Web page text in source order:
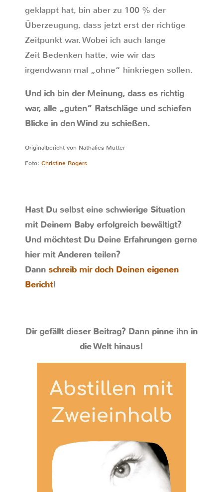
geklappt hat, bin aber zu 100 % der
Überzeugung, dass jetzt erst der richtige
Zeitpunkt war. Wobei ich auch lange
Zeit Bedenken hatte, wie wir das
irgendwann mal „ohne“ hinkriegen sollen.
Und ich bin der Meinung, dass es richtig
war, alle „guten“ Ratschläge und schiefen
Blicke in den Wind zu schießen.
Originalbericht von Nathalies Mutter
Foto: Christine Rogers
Hast Du selbst eine schwierige Situation
mit Deinem Baby erfolgreich bewältigt?
Und möchtest Du Deine Erfahrungen gerne
hier mit Anderen teilen?
Dann schreib mir doch Deinen eigenen
Bericht!
Dir gefällt dieser Beitrag? Dann pinne ihn in
die Welt hinaus!